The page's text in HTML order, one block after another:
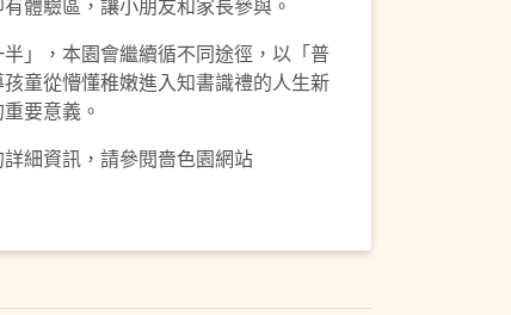
」，本園會繼續循不同途徑，以「普
童從懵懂稚嫩進入知書識禮的人生新
要意義。
細資訊，請參閱嗇色園網站